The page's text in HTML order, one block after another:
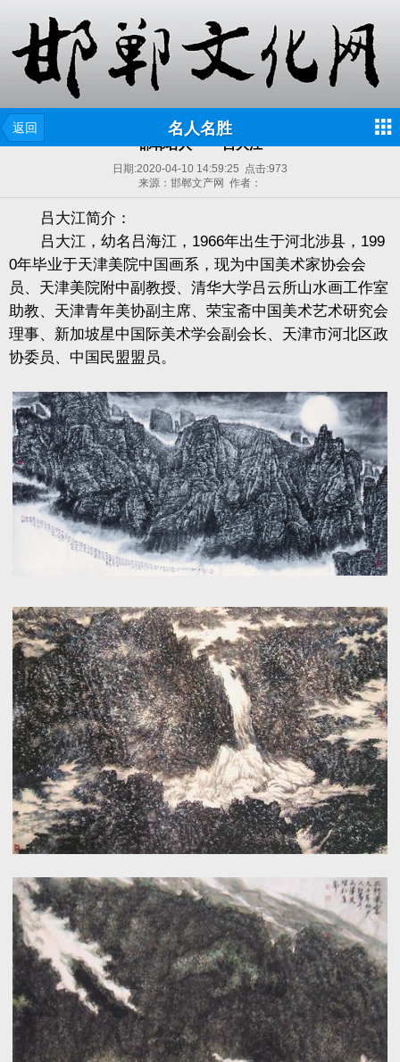
返回 名人名胜
邯郸名人—— 吕大江
日期:2020-04-10 14:59:25 点击:973
来源：邯郸文产网 作者：
吕大江简介：
吕大江，幼名吕海江，1966年出生于河北涉县，199
0年毕业于天津美院中国画系，现为中国美术家协会会
员、天津美院附中副教授、清华大学吕云所山水画工作室
助教、天津青年美协副主席、荣宝斋中国美术艺术研究会
理事、新加坡星中国际美术学会副会长、天津市河北区政
协委员、中国民盟盟员。